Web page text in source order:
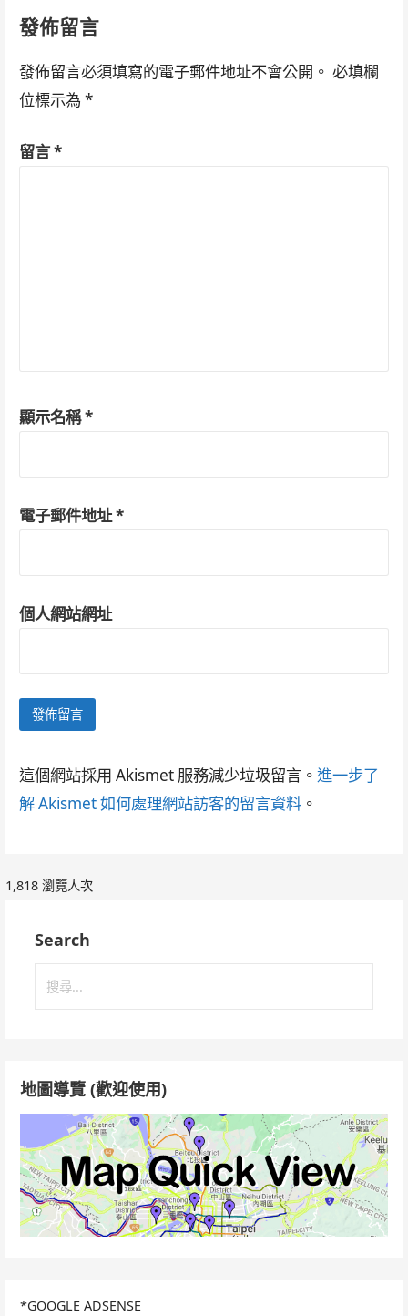
navigation
發佈留言
發佈留言必須填寫的電子郵件地址不會公開。 必填欄
位標示為 *
留言*
顯示名稱*
電子郵件地址*
個人網站網址
這個網站採用 Akismet 服務減少垃圾留言。 進一步了
解 Akismet 如何處理網站訪客的留言資料。
1,818 瀏覽人次
Search
地圖導覽 (歡迎使用)
*GOOGLE ADSENSE